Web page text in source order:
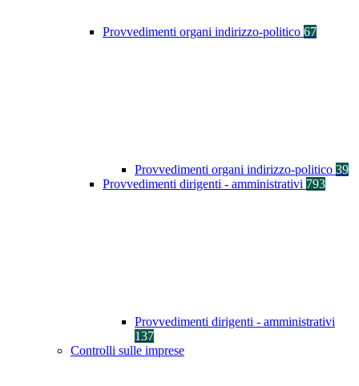
Provvedimenti organi indirizzo-politico 67
Provvedimenti organi indirizzo-politico 39
Provvedimenti dirigenti - amministrativi 793
Provvedimenti dirigenti - amministrativi
137
Controlli sulle imprese